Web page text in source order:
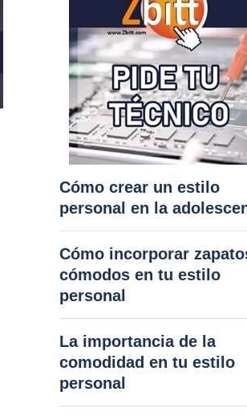
Cómo crear un estilo
personal en la
Cómo incorporar
cómodos en tu estilo
personal
La importancia de la
comodidad en tu estilo
personal